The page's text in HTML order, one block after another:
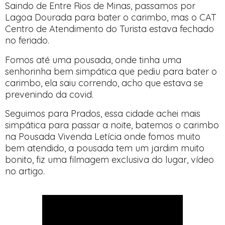
Saindo de Entre Rios de Minas, passamos por
Lagoa Dourada para bater o carimbo, mas o CAT
Centro de Atendimento do Turista estava fechado
no feriado.
Fomos até uma pousada, onde tinha uma
senhorinha bem simpática que pediu para bater o
carimbo, ela saiu correndo, acho que estava se
prevenindo da covid.
Seguimos para Prados, essa cidade achei mais
simpática para passar a noite, batemos o carimbo
na Pousada Vivenda Letícia onde fomos muito
bem atendido, a pousada tem um jardim muito
bonito, fiz uma filmagem exclusiva do lugar, vídeo
no artigo.